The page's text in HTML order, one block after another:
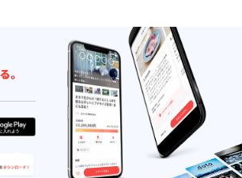
点 シー
トは使
い捨
て。再
使用し
ない。
目や
口、肌
に合わ
ないと
きは使
用を中
しっと
り落ち
着きま
した」
「お風
呂上が
りに、
家族か
ら“いい
香り”っ
て褒め
られま
だわり
・植物
由来の
洗浄成
分 →
敏感な
頭皮に
もやさ
しく、
必要な
うるお
いは残